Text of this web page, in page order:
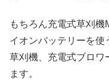
もちろん充電式草刈
イオンバッテリーを
草刈機、充電式ブロワ
ます。